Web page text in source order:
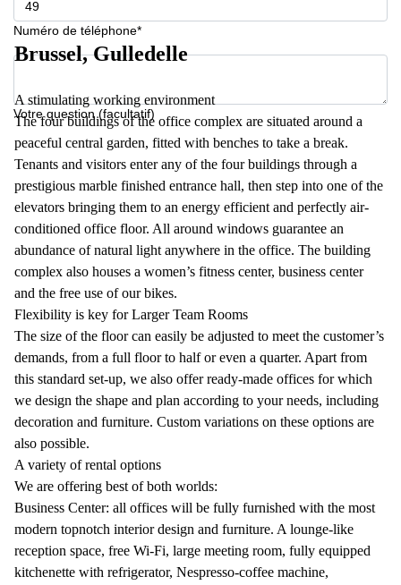
Numéro de téléphone*
Votre question (facultatif)
Brussel, Gulledelle
A stimulating working environment
The four buildings of the office complex are situated around a
peaceful central garden, fitted with benches to take a break.
Tenants and visitors enter any of the four buildings through a
prestigious marble finished entrance hall, then step into one of the
elevators bringing them to an energy efficient and perfectly air-
conditioned office floor. All around windows guarantee an
abundance of natural light anywhere in the office. The building
complex also houses a women’s fitness center, business center
and the free use of our bikes.
Flexibility is key for Larger Team Rooms
The size of the floor can easily be adjusted to meet the customer’s
demands, from a full floor to half or even a quarter. Apart from
this standard set-up, we also offer ready-made offices for which
we design the shape and plan according to your needs, including
decoration and furniture. Custom variations on these options are
also possible.
A variety of rental options
We are offering best of both worlds:
Business Center: all offices will be fully furnished with the most
modern topnotch interior design and furniture. A lounge-like
reception space, free Wi-Fi, large meeting room, fully equipped
kitchenette with refrigerator, Nespresso-coffee machine,